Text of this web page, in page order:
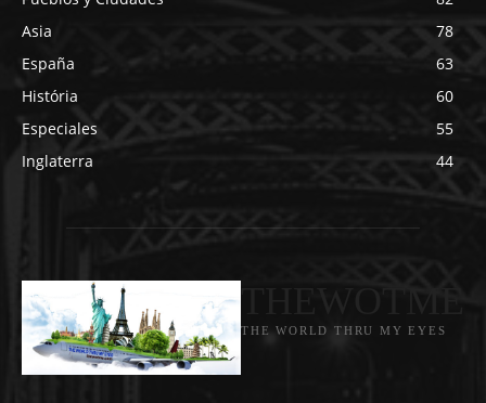
Asia
78
España
63
História
60
Especiales
55
Inglaterra
44
THE WORLD THRU MY EYES